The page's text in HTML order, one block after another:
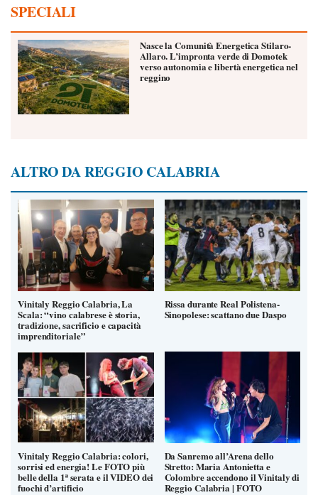
SPECIALI
Nasce la Comunità Energetica Stilaro-
Allaro. L’impronta verde di Domotek
verso autonomia e libertà energetica nel
reggino
ALTRO DA REGGIO CALABRIA
Vinitaly Reggio Calabria, La
Scala: “vino calabrese è storia,
tradizione, sacrificio e capacità
imprenditoriale”
Rissa durante Real Polistena-
Sinopolese: scattano due Daspo
Vinitaly Reggio Calabria: colori,
sorrisi ed energia! Le FOTO più
belle della 1ª serata e il VIDEO dei
fuochi d’artificio
Da Sanremo all’Arena dello
Stretto: Maria Antonietta e
Colombre accendono il Vinitaly di
Reggio Calabria | FOTO